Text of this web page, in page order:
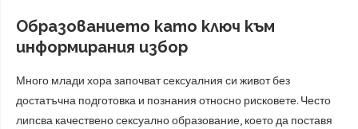
Образованието като ключ към
информирания избор
Много млади хора започват сексуалния си живот без
достатъчна подготовка и познания относно рисковете. Често
липсва качествено сексуално образование, което да поставя